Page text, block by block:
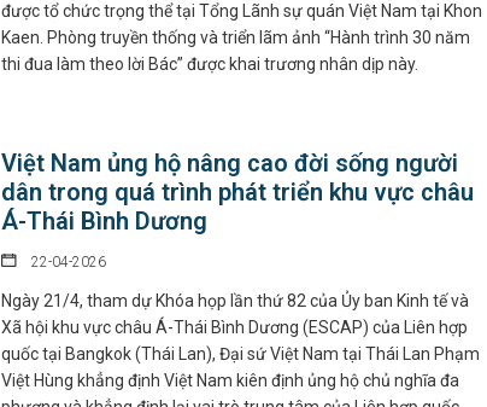
được tổ chức trọng thể tại Tổng Lãnh sự quán Việt Nam tại Khon
Kaen. Phòng truyền thống và triển lãm ảnh “Hành trình 30 năm
thi đua làm theo lời Bác” được khai trương nhân dịp này.
Việt Nam ủng hộ nâng cao đời sống người
dân trong quá trình phát triển khu vực châu
Á-Thái Bình Dương
22-04-2026
Ngày 21/4, tham dự Khóa họp lần thứ 82 của Ủy ban Kinh tế và
Xã hội khu vực châu Á-Thái Bình Dương (ESCAP) của Liên hợp
quốc tại Bangkok (Thái Lan), Đại sứ Việt Nam tại Thái Lan Phạm
Việt Hùng khẳng định Việt Nam kiên định ủng hộ chủ nghĩa đa